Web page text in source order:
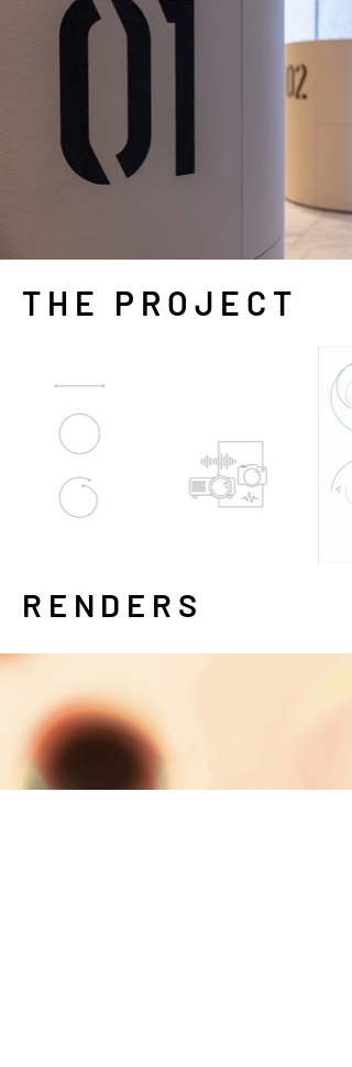
THE PROJECT
RENDERS